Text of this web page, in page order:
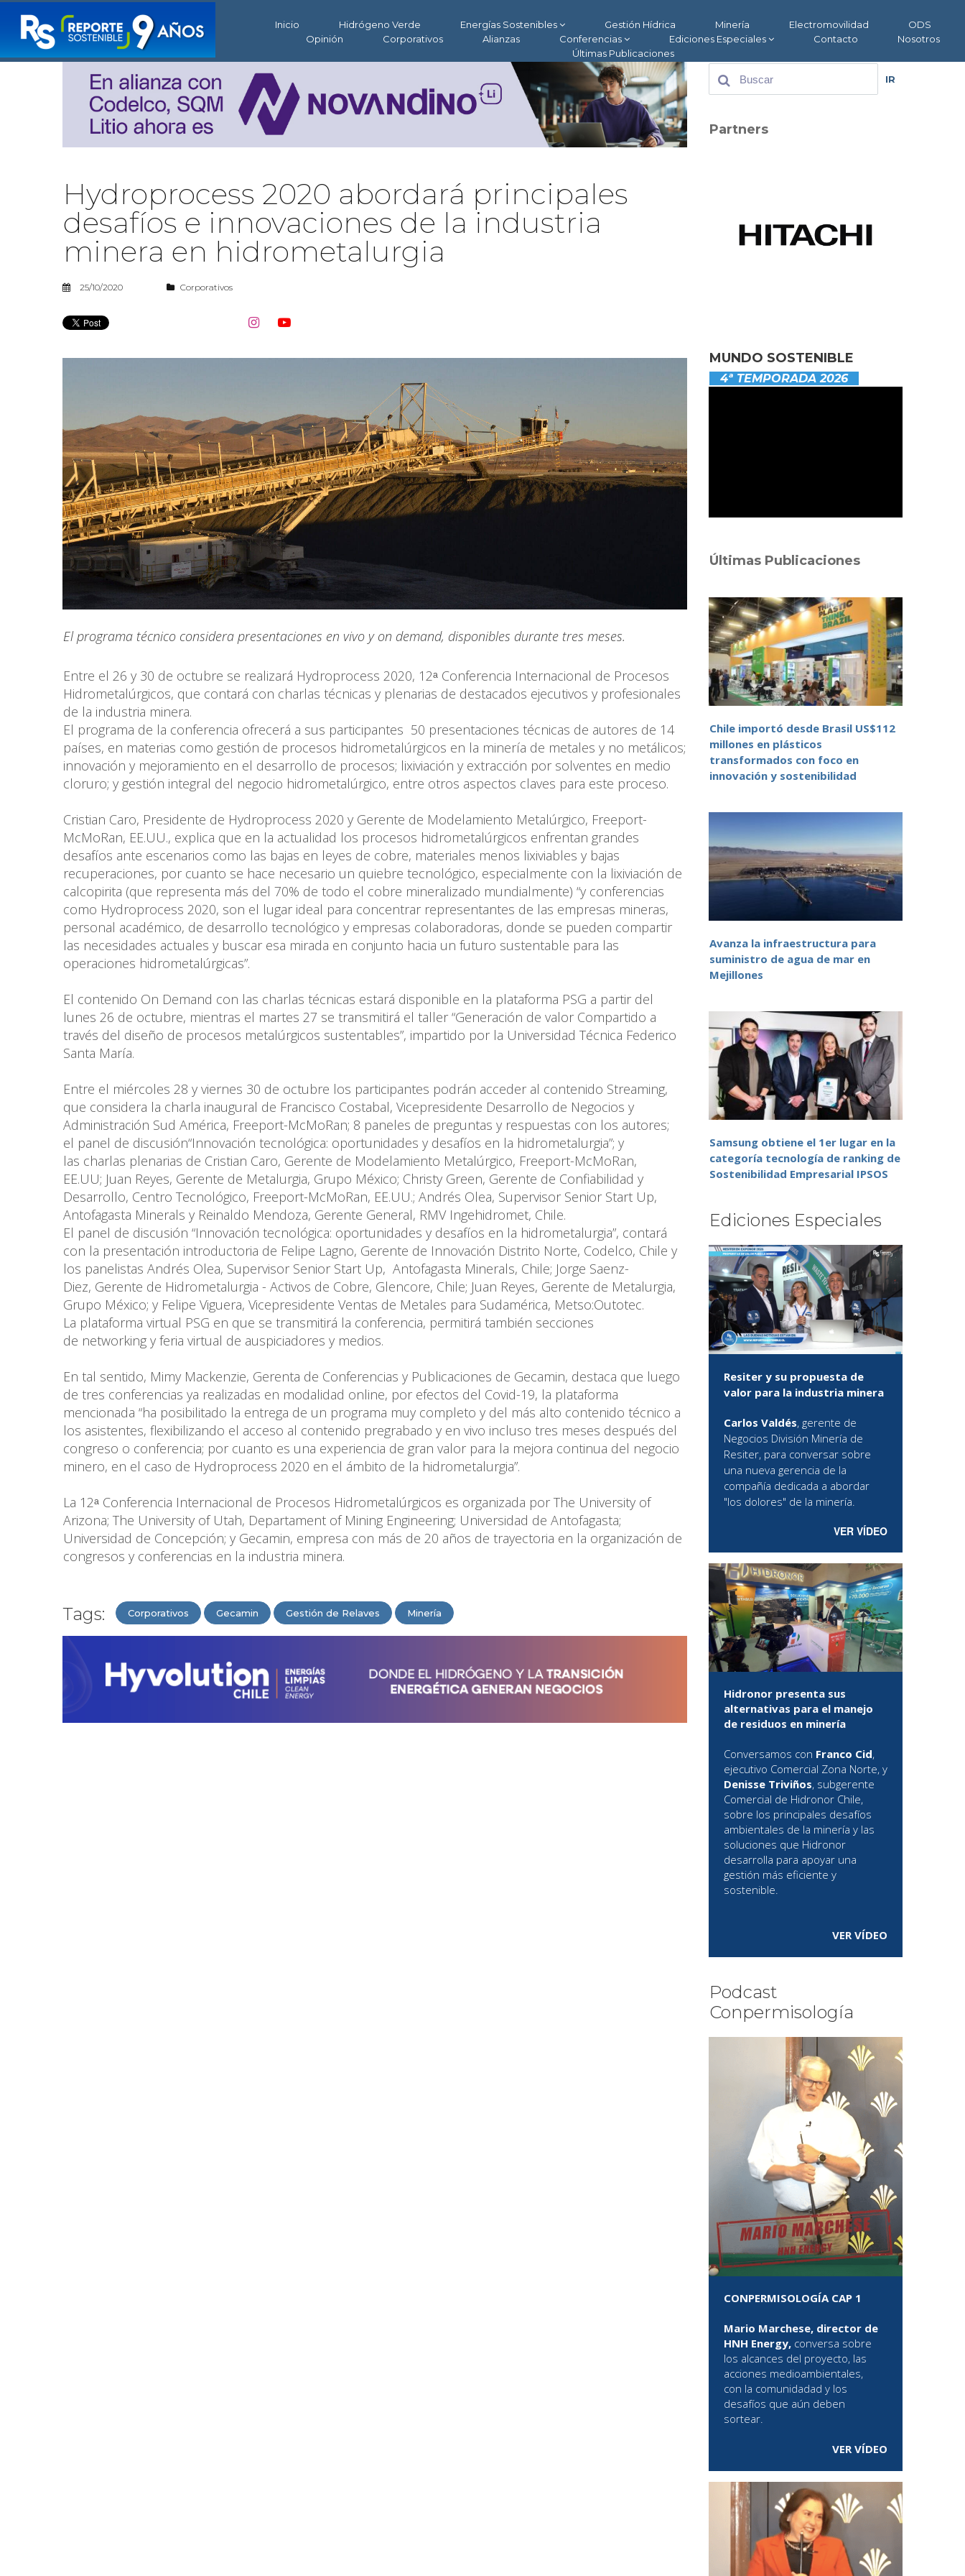
Inicio Hidrógeno Verde Energías Sostenibles Gestión Hídrica Minería Electromovilidad
ODS
Opinión
Corporativos Alianzas Conferencias Ediciones Especiales Contacto
Nosotros
Últimas Publicaciones
Hydroprocess 2020 abordará principales
desafíos e innovaciones de la industria
minera en hidrometalurgia
25/10/2020 Corporativos
 
El programa técnico considera presentaciones en vivo y on demand, disponibles durante tres meses.
Entre el 26 y 30 de octubre se realizará Hydroprocess 2020, 12ᵃ Conferencia Internacional de Procesos
Hidrometalúrgicos, que contará con charlas técnicas y plenarias de destacados ejecutivos y profesionales
de la industria minera.
El programa de la conferencia ofrecerá a sus participantes 50 presentaciones técnicas de autores de 14
países, en materias como gestión de procesos hidrometalúrgicos en la minería de metales y no metálicos;
innovación y mejoramiento en el desarrollo de procesos; lixiviación y extracción por solventes en medio
cloruro; y gestión integral del negocio hidrometalúrgico, entre otros aspectos claves para este proceso.
Cristian Caro, Presidente de Hydroprocess 2020 y Gerente de Modelamiento Metalúrgico, Freeport-
McMoRan, EE.UU., explica que en la actualidad los procesos hidrometalúrgicos enfrentan grandes
desafíos ante escenarios como las bajas en leyes de cobre, materiales menos lixiviables y bajas
recuperaciones, por cuanto se hace necesario un quiebre tecnológico, especialmente con la lixiviación de
calcopirita (que representa más del 70% de todo el cobre mineralizado mundialmente) “y conferencias
como Hydroprocess 2020, son el lugar ideal para concentrar representantes de las empresas mineras,
personal académico, de desarrollo tecnológico y empresas colaboradoras, donde se pueden compartir
las necesidades actuales y buscar esa mirada en conjunto hacia un futuro sustentable para las
operaciones hidrometalúrgicas”.
El contenido On Demand con las charlas técnicas estará disponible en la plataforma PSG a partir del
lunes 26 de octubre, mientras el martes 27 se transmitirá el taller “Generación de valor Compartido a
través del diseño de procesos metalúrgicos sustentables”, impartido por la Universidad Técnica Federico
Santa María.
Entre el miércoles 28 y viernes 30 de octubre los participantes podrán acceder al contenido Streaming,
que considera la charla inaugural de Francisco Costabal, Vicepresidente Desarrollo de Negocios y
Administración Sud América, Freeport-McMoRan; 8 paneles de preguntas y respuestas con los autores;
el panel de discusión“Innovación tecnológica: oportunidades y desafíos en la hidrometalurgia”; y
las charlas plenarias de Cristian Caro, Gerente de Modelamiento Metalúrgico, Freeport-McMoRan,
EE.UU; Juan Reyes, Gerente de Metalurgia, Grupo México; Christy Green, Gerente de Confiabilidad y
Desarrollo, Centro Tecnológico, Freeport-McMoRan, EE.UU.; Andrés Olea, Supervisor Senior Start Up,
Antofagasta Minerals y Reinaldo Mendoza, Gerente General, RMV Ingehidromet, Chile.
El panel de discusión “Innovación tecnológica: oportunidades y desafíos en la hidrometalurgia”, contará
con la presentación introductoria de Felipe Lagno, Gerente de Innovación Distrito Norte, Codelco, Chile y
los panelistas Andrés Olea, Supervisor Senior Start Up, Antofagasta Minerals, Chile; Jorge Saenz-
Diez, Gerente de Hidrometalurgia - Activos de Cobre, Glencore, Chile; Juan Reyes, Gerente de Metalurgia,
Grupo México; y Felipe Viguera, Vicepresidente Ventas de Metales para Sudamérica, Metso:Outotec.
La plataforma virtual PSG en que se transmitirá la conferencia, permitirá también secciones
de networking y feria virtual de auspiciadores y medios.
En tal sentido, Mimy Mackenzie, Gerenta de Conferencias y Publicaciones de Gecamin, destaca que luego
de tres conferencias ya realizadas en modalidad online, por efectos del Covid-19, la plataforma
mencionada “ha posibilitado la entrega de un programa muy completo y del más alto contenido técnico a
los asistentes, flexibilizando el acceso al contenido pregrabado y en vivo incluso tres meses después del
congreso o conferencia; por cuanto es una experiencia de gran valor para la mejora continua del negocio
minero, en el caso de Hydroprocess 2020 en el ámbito de la hidrometalurgia”.
La 12ᵃ Conferencia Internacional de Procesos Hidrometalúrgicos es organizada por The University of
Arizona; The University of Utah, Departament of Mining Engineering; Universidad de Antofagasta;
Universidad de Concepción; y Gecamin, empresa con más de 20 años de trayectoria en la organización de
congresos y conferencias en la industria minera.
Tags: Corporativos Gecamin Gestión de Relaves Minería
IR
Partners
MUNDO SOSTENIBLE
4ª TEMPORADA 2026
Últimas Publicaciones
Chile importó desde Brasil US$112
millones en plásticos
transformados con foco en
innovación y sostenibilidad
Avanza la infraestructura para
suministro de agua de mar en
Mejillones
Samsung obtiene el 1er lugar en la
categoría tecnología de ranking de
Sostenibilidad Empresarial IPSOS
Ediciones Especiales
Resiter y su propuesta de
valor para la industria minera
Carlos Valdés, gerente de
Negocios División Minería de
Resiter, para conversar sobre
una nueva gerencia de la
compañía dedicada a abordar
"los dolores" de la minería.
VER VÍDEO
Hidronor presenta sus
alternativas para el manejo
de residuos en minería
Conversamos con Franco Cid,
ejecutivo Comercial Zona Norte, y
Denisse Triviños, subgerente
Comercial de Hidronor Chile,
sobre los principales desafíos
ambientales de la minería y las
soluciones que Hidronor
desarrolla para apoyar una
gestión más eficiente y
sostenible.
VER VÍDEO
Podcast
Conpermisología
CONPERMISOLOGÍA CAP 1
Mario Marchese, director de
HNH Energy, conversa sobre
los alcances del proyecto, las
acciones medioambientales,
con la comunidadad y los
desafíos que aún deben
sortear.
VER VÍDEO